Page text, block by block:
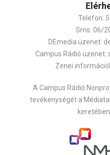
Telefon:
Sms: 06/
DEmedia üzenet:
Campus Rádió
Zenei
A Campus Rádió
tevékenységét a